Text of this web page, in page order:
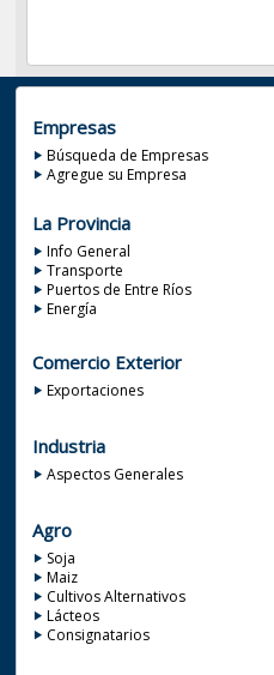
Empresas
Búsqueda de Empresas
Agregue su Empresa
La Provincia
Info General
Transporte
Puertos de Entre Ríos
Energía
Comercio Exterior
Exportaciones
Industria
Aspectos Generales
Agro
Soja
Maiz
Cultivos Alternativos
Lácteos
Consignatarios